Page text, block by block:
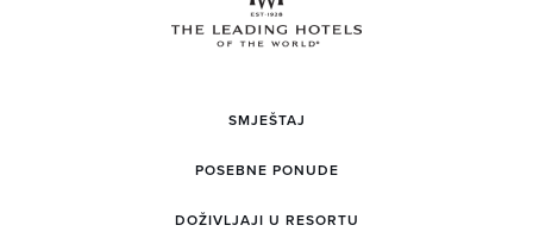
SMJEŠTAJ
POSEBNE PONUDE
DOŽIVLJAJI U RESORTU